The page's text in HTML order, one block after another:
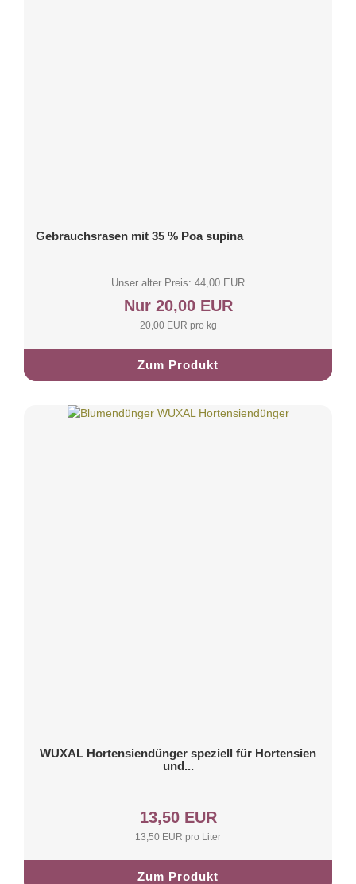
Gebrauchsrasen mit 35 % Poa supina
Unser alter Preis: 44,00 EUR
Nur 20,00 EUR
20,00 EUR pro kg
Zum Produkt
WUXAL Hortensiendünger speziell für Hortensien
und...
13,50 EUR
13,50 EUR pro Liter
Zum Produkt